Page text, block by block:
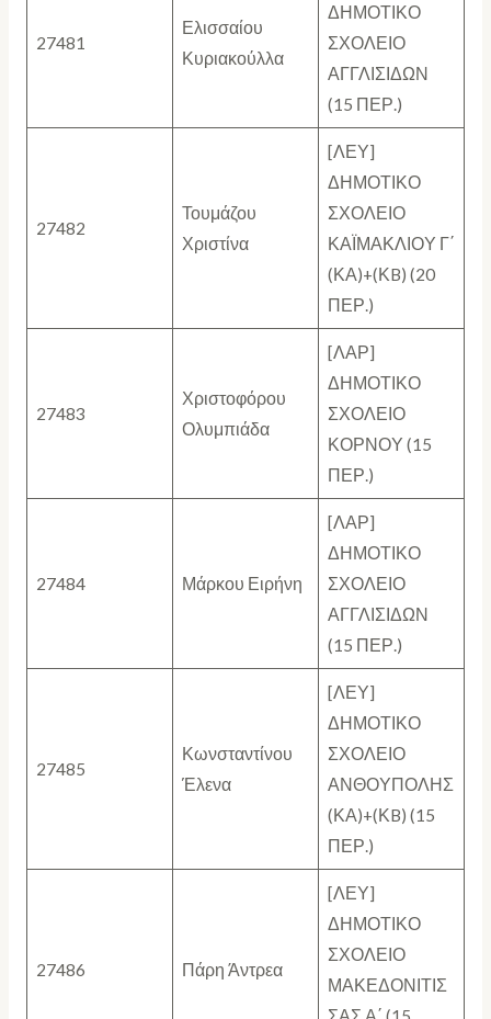
27481
Ελισσαίου
Κυριακούλλα
ΔΗΜΟΤΙΚΟ
ΣΧΟΛΕΙΟ
ΑΓΓΛΙΣΙΔΩΝ
(15 ΠΕΡ.)
27482
Τουμάζου
Χριστίνα
[ΛΕΥ]
ΔΗΜΟΤΙΚΟ
ΣΧΟΛΕΙΟ
ΚΑΪΜΑΚΛΙΟΥ Γ΄
(ΚΑ)+(ΚB) (20
ΠΕΡ.)
27483
Χριστοφόρου
Ολυμπιάδα
[ΛΑΡ]
ΔΗΜΟΤΙΚΟ
ΣΧΟΛΕΙΟ
ΚΟΡΝΟΥ (15
ΠΕΡ.)
27484 Μάρκου Ειρήνη
[ΛΑΡ]
ΔΗΜΟΤΙΚΟ
ΣΧΟΛΕΙΟ
ΑΓΓΛΙΣΙΔΩΝ
(15 ΠΕΡ.)
27485
Κωνσταντίνου
Έλενα
[ΛΕΥ]
ΔΗΜΟΤΙΚΟ
ΣΧΟΛΕΙΟ
ΑΝΘΟΥΠΟΛΗΣ
(ΚΑ)+(ΚB) (15
ΠΕΡ.)
27486 Πάρη Άντρεα
[ΛΕΥ]
ΔΗΜΟΤΙΚΟ
ΣΧΟΛΕΙΟ
ΜΑΚΕΔΟΝΙΤΙΣ